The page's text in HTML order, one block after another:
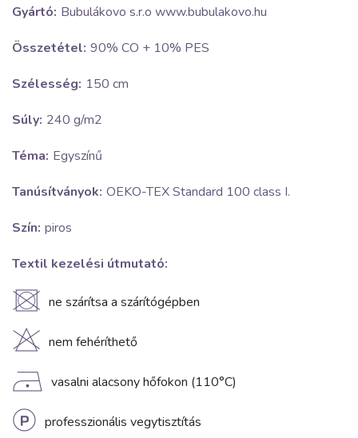
Gyártó: Bubulákovo s.r.o www.bubulakovo.hu
Összetétel: 90% CO + 10% PES
Szélesség: 150 cm
Súly: 240 g/m2
Téma: Egyszínű
Tanúsítványok: OEKO-TEX Standard 100 class I.
Szín: piros
Textil kezelési útmutató:
U ne szárítsa a szárítógépben
H nem fehéríthető
D vasalni alacsony hőfokon (110°C)
L professzionális vegytisztítás